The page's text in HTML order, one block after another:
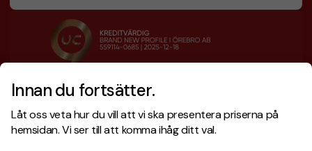
Innan du fortsätter.
Låt oss veta hur du vill att vi ska presentera priserna på
hemsidan. Vi ser till att komma ihåg ditt val.
Designskiss inom 1 h
Fri offert
Snabb leverans